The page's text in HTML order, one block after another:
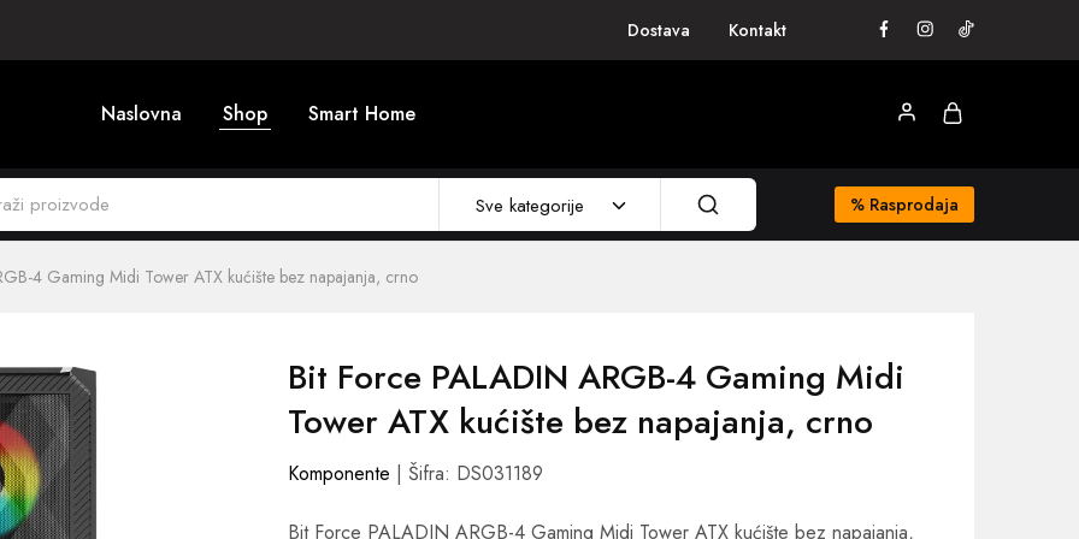
Dostava Kontakt
Naslovna Shop Smart Home
Sve kategorije % Rasprodaja
4 Gaming Midi Tower ATX kućište bez napajanja, crno
Bit Force PALADIN ARGB-4 Gaming Midi
Tower ATX kućište bez napajanja, crno
Komponente | Šifra: DS031189
Bit Force PALADIN ARGB-4 Gaming Midi Tower ATX kućište bez napajanja,